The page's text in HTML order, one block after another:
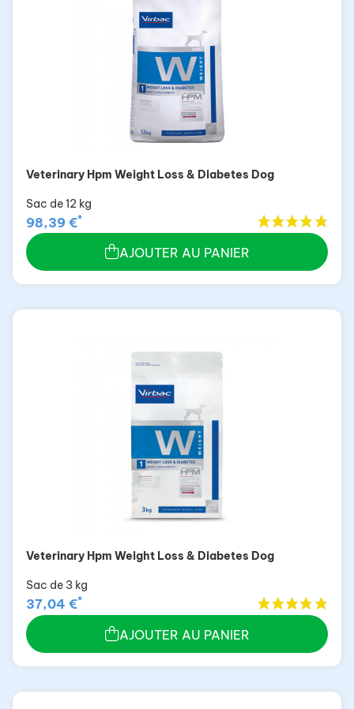
Veterinary Hpm Weight Loss & Diabetes Dog
Sac de 12 kg
98,39 €*
AJOUTER AU PANIER
Veterinary Hpm Weight Loss & Diabetes Dog
Sac de 3 kg
37,04 €*
AJOUTER AU PANIER